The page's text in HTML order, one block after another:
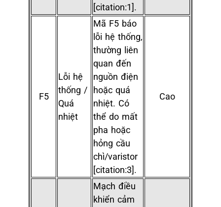
[citation:1].
F5
Lỗi hệ
thống /
Quá
nhiệt
Mã F5 báo
lỗi hệ thống,
thường liên
quan đến
nguồn điện
hoặc quá
nhiệt. Có
thể do mất
pha hoặc
hỏng cầu
chì/varistor
[citation:3].
Cao
Mạch điều
khiển cảm